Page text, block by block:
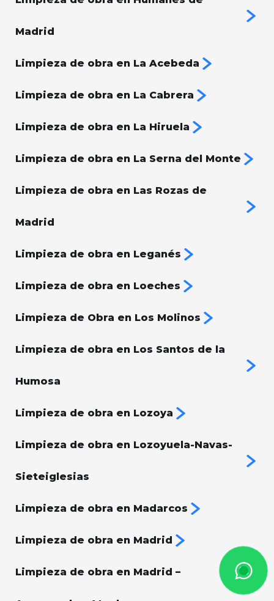
Madrid
Limpieza de obra en La Acebeda
Limpieza de obra en La Cabrera
Limpieza de obra en La Hiruela
Limpieza de obra en La Serna del Monte
Limpieza de obra en Las Rozas de
Madrid
Limpieza de obra en Leganés
Limpieza de obra en Loeches
Limpieza de Obra en Los Molinos
Limpieza de obra en Los Santos de la
Humosa
Limpieza de obra en Lozoya
Limpieza de obra en Lozoyuela-Navas-
Sieteiglesias
Limpieza de obra en Madarcos
Limpieza de obra en Madrid
Limpieza de obra en Madrid –